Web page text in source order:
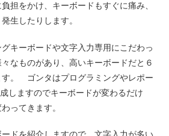
担をかけ、キーボードもすぐに痛み、
生したりします。
キーボードや文字入力専用にこだわっ
なものがあり、高いキーボードだと６
す。 ゴンタはプログラミングやレポー
しますのでキーボードが変わるだけ
ってきます。